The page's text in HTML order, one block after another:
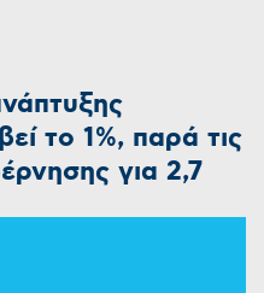
το 1%, παρά τις
για 2,7